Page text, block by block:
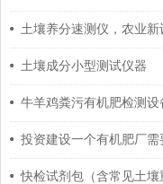
土壤养分速测仪，农业新
土壤成分小型测试仪器
牛羊鸡粪污有机肥检测设